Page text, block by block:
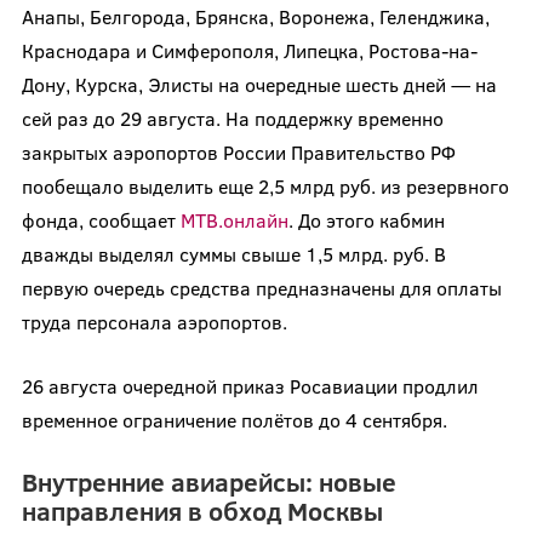
Анапы, Белгорода, Брянска, Воронежа, Геленджика,
Краснодара и Симферополя, Липецка, Ростова-на-
Дону, Курска, Элисты на очередные шесть дней — на
сей раз до 29 августа. На поддержку временно
закрытых аэропортов России Правительство РФ
пообещало выделить еще 2,5 млрд руб. из резервного
фонда, сообщает МТВ.онлайн. До этого кабмин
дважды выделял суммы свыше 1,5 млрд. руб. В
первую очередь средства предназначены для оплаты
труда персонала аэропортов.
26 августа очередной приказ Росавиации продлил
временное ограничение полётов до 4 сентября.
Внутренние авиарейсы: новые
направления в обход Москвы